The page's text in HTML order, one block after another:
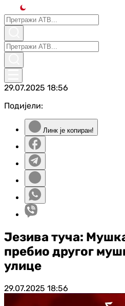
29.07.2025 18:56
Подијели:
Линк је копиран!
Језива туча:
пребио другог
улице
29.07.2025 18:56